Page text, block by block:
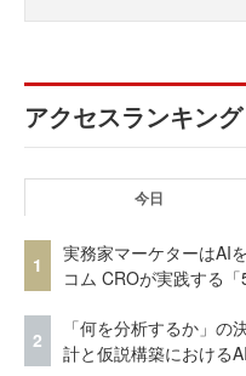
アクセスランキング
今日
1
実務家マーケターはAI
コム CROが実践する「
2
「何を分析するか」の
計と仮説構築における